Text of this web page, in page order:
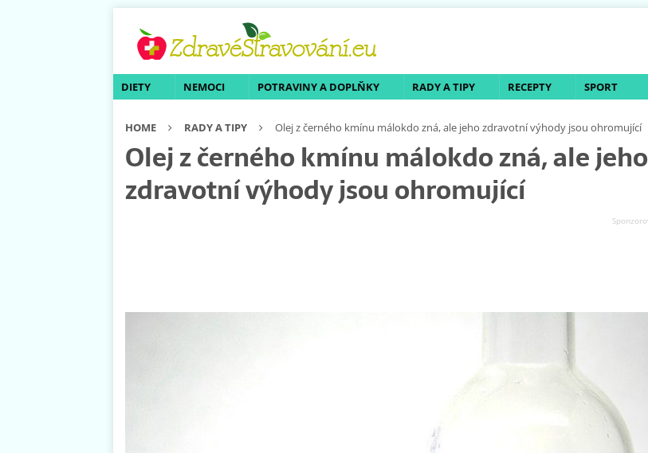
DIETY NEMOCI POTRAVINY A DOPLŇKY RADY A TIPY RECEPTY SPORT
HOME RADY A TIPY Olej z černého kmínu málokdo zná, ale jeho zdravotní výhody jsou ohromující
Olej z černého kmínu málokdo zná, ale jeho
zdravotní výhody jsou ohromující